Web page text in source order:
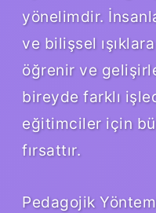
yönelimdir.
ve bilişsel
öğrenir ve
bireyde farklı
eğitimciler için
fırsattır.
Pedagojik